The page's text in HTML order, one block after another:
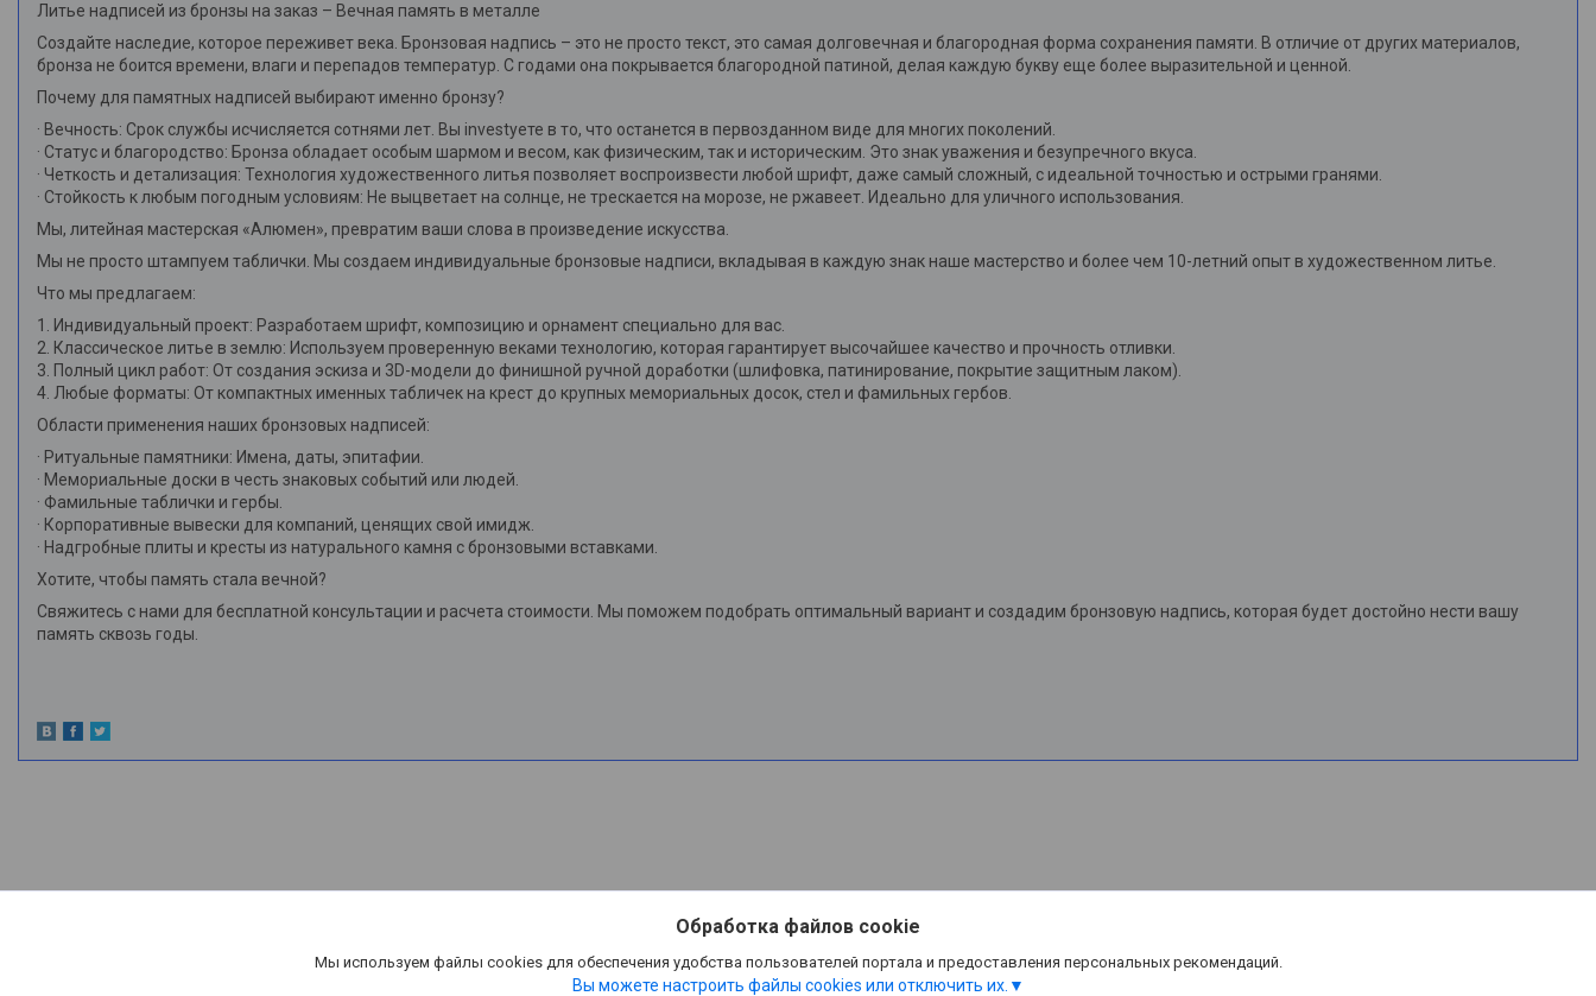
Литье надписей из бронзы на заказ – Вечная память в металле
Создайте наследие, которое переживет века. Бронзовая надпись – это не просто текст, это самая долговечная и благородная форма сохранения памяти. В отличие от других материалов,
бронза не боится времени, влаги и перепадов температур. С годами она покрывается благородной патиной, делая каждую букву еще более выразительной и ценной.
Почему для памятных надписей выбирают именно бронзу?
· Вечность: Срок службы исчисляется сотнями лет. Вы investуете в то, что останется в первозданном виде для многих поколений.
· Статус и благородство: Бронза обладает особым шармом и весом, как физическим, так и историческим. Это знак уважения и безупречного вкуса.
· Четкость и детализация: Технология художественного литья позволяет воспроизвести любой шрифт, даже самый сложный, с идеальной точностью и острыми гранями.
· Стойкость к любым погодным условиям: Не выцветает на солнце, не трескается на морозе, не ржавеет. Идеально для уличного использования.
Мы, литейная мастерская «Алюмен», превратим ваши слова в произведение искусства.
Мы не просто штампуем таблички. Мы создаем индивидуальные бронзовые надписи, вкладывая в каждую знак наше мастерство и более чем 10-летний опыт в художественном литье.
Что мы предлагаем:
1. Индивидуальный проект: Разработаем шрифт, композицию и орнамент специально для вас.
2. Классическое литье в землю: Используем проверенную веками технологию, которая гарантирует высочайшее качество и прочность отливки.
3. Полный цикл работ: От создания эскиза и 3D-модели до финишной ручной доработки (шлифовка, патинирование, покрытие защитным лаком).
4. Любые форматы: От компактных именных табличек на крест до крупных мемориальных досок, стел и фамильных гербов.
Области применения наших бронзовых надписей:
· Ритуальные памятники: Имена, даты, эпитафии.
· Мемориальные доски в честь знаковых событий или людей.
· Фамильные таблички и гербы.
· Корпоративные вывески для компаний, ценящих свой имидж.
· Надгробные плиты и кресты из натурального камня с бронзовыми вставками.
Хотите, чтобы память стала вечной?
Свяжитесь с нами для бесплатной консультации и расчета стоимости. Мы поможем подобрать оптимальный вариант и создадим бронзовую надпись, которая будет достойно нести вашу
память сквозь годы.
Обработка файлов cookie
Мы используем файлы cookies для обеспечения удобства пользователей портала и предоставления персональных рекомендаций.
Вы можете настроить файлы cookies или отключить их.